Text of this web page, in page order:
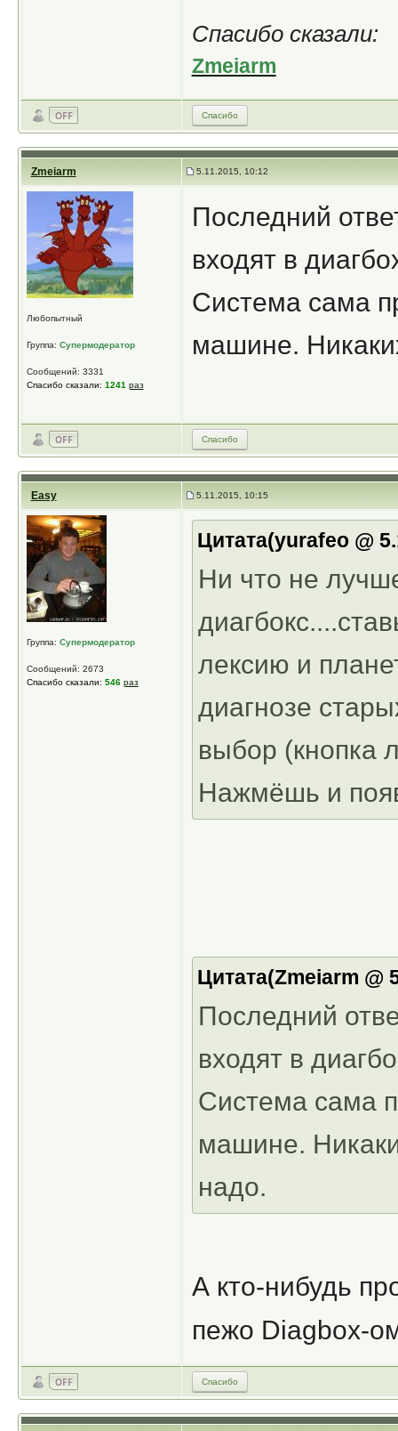
Спасибо сказали:
Zmeiarm
Спасибо
Zmeiarm 5.11.2015, 10:12
Любопытный
Группа: Супермодератор
Сообщений: 3331
Спасибо сказали: 1241 раз
Последний
входят в
Система сама
машине.
Спасибо
Easy 5.11.2015, 10:15
Группа: Супермодератор
Сообщений: 2673
Спасибо сказали: 546 раз
Цитата(yurafeo @
Ни что не
лексию и
диагнозе
выбор (кнопка
Нажмёшь и
Цитата(Zmeiarm @
Последний
входят в
Система сама
машине.
надо.
А кто-нибудь
пежо Diagbox-
Спасибо